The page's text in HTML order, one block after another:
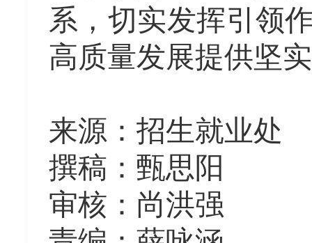
系，切实发挥引领
高质量发展提供坚
来源：招生就业处
撰稿：甄思阳
审核：尚洪强